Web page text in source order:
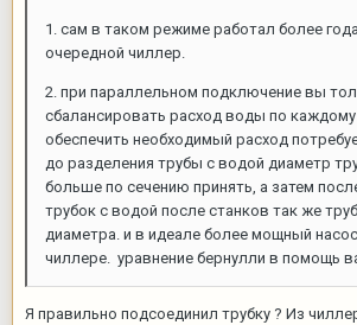
1. сам в таком режиме работал более
очередной чиллер.
2. при параллельном подключение вы
сбалансировать расход воды по каждому
обеспечить необходимый расход
до разделения трубы с водой диаметр
больше по сечению принять, а затем
трубок с водой после станков так же
диаметра. и в идеале более мощный
чиллере. уравнение бернулли в помощь
Я правильно подсоединил трубку ? Из